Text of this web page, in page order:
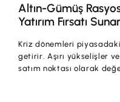
Altın-Gümüş
Yatırım Fırsatı
Kriz dönemleri
getirir. Aşırı yükselişler
satım noktası olarak